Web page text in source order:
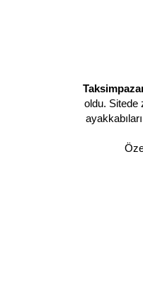
oldu. Sitede